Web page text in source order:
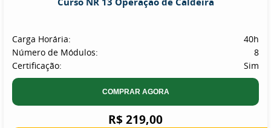
Carga Horária:
40h
Número de Módulos:
8
Certificação:
Sim
COMPRAR AGORA
R$ 219,00